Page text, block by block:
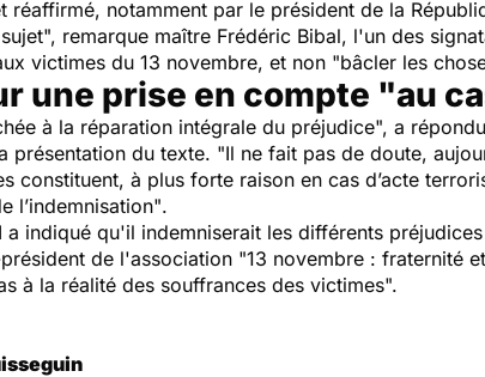
réaffirmé, notamment par le président de la
remarque maître Frédéric Bibal, l'un des
victimes du 13 novembre, et non "bâcler les
une prise en compte "au
à la réparation intégrale du préjudice", a
présentation du texte. "Il ne fait pas de doute,
constituent, à plus forte raison en cas d’acte
l’indemnisation".
a indiqué qu'il indemniserait les différents
de l'association "13 novembre : fraternité
à la réalité des souffrances des victimes".